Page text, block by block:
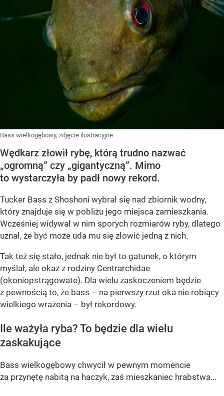
Bass wielkogębowy, zdjęcie ilustracyjne
Wędkarz złowił rybę, którą trudno nazwać
„ogromną” czy „gigantyczną”. Mimo
to wystarczyła by padł nowy rekord.
Tucker Bass z Shoshoni wybrał się nad zbiornik wodny,
który znajduje się w pobliżu jego miejsca zamieszkania.
Wcześniej widywał w nim sporych rozmiarów ryby, dlatego
uznał, że być może uda mu się złowić jedną z nich.
Tak też się stało, jednak nie był to gatunek, o którym
myślał, ale okaz z rodziny Centrarchidae
(okoniopstrągowate). Dla wielu zaskoczeniem będzie
z pewnością to, że bass – na pierwszy rzut oka nie robiący
wielkiego wrażenia – był rekordowy.
Ile ważyła ryba? To będzie dla wielu
zaskakujące
Bass wielkogębowy chwycił w pewnym momencie
za przynętę nabitą na haczyk, zaś mieszkaniec hrabstwa...